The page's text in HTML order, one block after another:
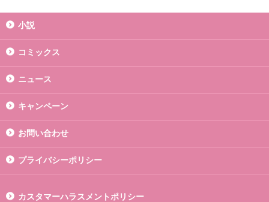
小説
コミックス
ニュース
キャンペーン
お問い合わせ
プライバシーポリシー
カスタマーハラスメントポリシー